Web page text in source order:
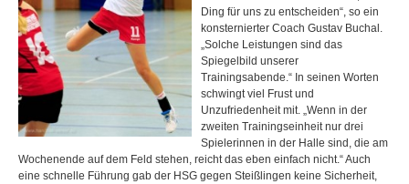
Ding für uns zu entscheiden“, so ein
konsternierter Coach Gustav Buchal.
„Solche Leistungen sind das
Spiegelbild unserer
Trainingsabende.“ In seinen Worten
schwingt viel Frust und
Unzufriedenheit mit. „Wenn in der
zweiten Trainingseinheit nur drei
Spielerinnen in der Halle sind, die am
Wochenende auf dem Feld stehen, reicht das eben einfach nicht.“ Auch
eine schnelle Führung gab der HSG gegen Steißlingen keine Sicherheit,